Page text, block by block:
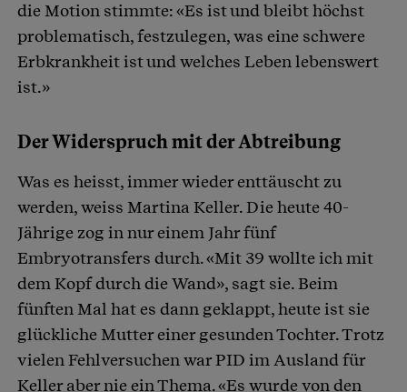
die Motion stimmte: «Es ist und bleibt höchst
problematisch, festzulegen, was eine schwere
Erbkrankheit ist und welches Leben lebenswert
ist.»
Der Widerspruch mit der Abtreibung
Was es heisst, immer wieder enttäuscht zu
werden, weiss Martina Keller. Die heute 40-
Jährige zog in nur einem Jahr fünf
Embryotransfers durch. «Mit 39 wollte ich mit
dem Kopf durch die Wand», sagt sie. Beim
fünften Mal hat es dann geklappt, heute ist sie
glückliche Mutter einer gesunden Tochter. Trotz
vielen Fehlversuchen war PID im Ausland für
Keller aber nie ein Thema. «Es wurde von den